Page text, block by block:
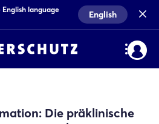
language
English
Die präklinische